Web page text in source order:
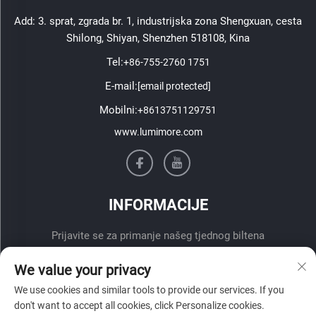
Add: 3. sprat, zgrada br. 1, industrijska zona Shengxuan, cesta
Shilong, Shiyan, Shenzhen 518108, Kina
Tel:+86-755-2760 1751
E-mail:[email protected]
Mobilni:+8613751129751
www.lumimore.com
INFORMACIJE
Prijavite se za primanje našeg tjednog biltena
We value your privacy
We use cookies and similar tools to provide our services. If you
don't want to accept all cookies, click Personalize cookies.